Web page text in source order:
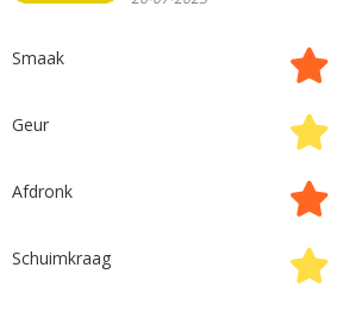
Smaak
Geur
Afdronk
Schuimkraag